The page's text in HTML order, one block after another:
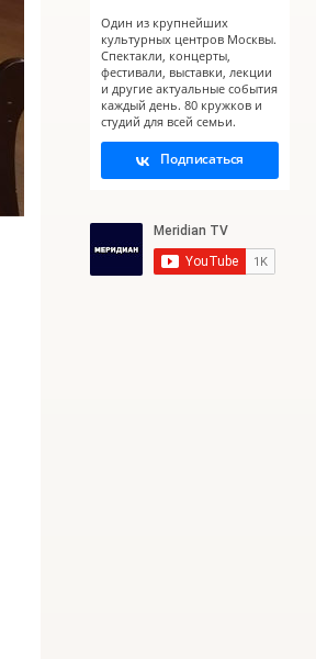
Один из крупнейших
культурных центров Москвы.
Спектакли, концерты,
фестивали, выставки, лекции
и другие актуальные события
каждый день. 80 кружков и
студий для всей семьи.
Подписаться